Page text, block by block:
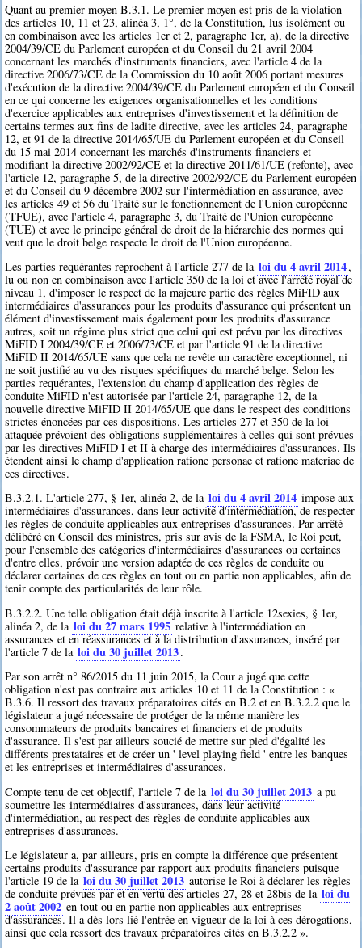
Quant au premier moyen B.3.1. Le premier moyen est pris de la violation
des articles 10, 11 et 23, alinéa 3, 1°, de la Constitution, lus isolément ou
en combinaison avec les articles 1er et 2, paragraphe 1er, a), de la directive
2004/39/CE du Parlement européen et du Conseil du 21 avril 2004
concernant les marchés d'instruments financiers, avec l'article 4 de la
directive 2006/73/CE de la Commission du 10 août 2006 portant mesures
d'exécution de la directive 2004/39/CE du Parlement européen et du Conseil
en ce qui concerne les exigences organisationnelles et les conditions
d'exercice applicables aux entreprises d'investissement et la définition de
certains termes aux fins de ladite directive, avec les articles 24, paragraphe
12, et 91 de la directive 2014/65/UE du Parlement européen et du Conseil
du 15 mai 2014 concernant les marchés d'instruments financiers et
modifiant la directive 2002/92/CE et la directive 2011/61/UE (refonte), avec
l'article 12, paragraphe 5, de la directive 2002/92/CE du Parlement européen
et du Conseil du 9 décembre 2002 sur l'intermédiation en assurance, avec
les articles 49 et 56 du Traité sur le fonctionnement de l'Union européenne
(TFUE), avec l'article 4, paragraphe 3, du Traité de l'Union européenne
(TUE) et avec le principe général de droit de la hiérarchie des normes qui
veut que le droit belge respecte le droit de l'Union européenne.
Les parties requérantes reprochent à l'article 277 de la loi du 4 avril 2014,
lu ou non en combinaison avec l'article 350 de la loi et avec l'arrêté royal de
niveau 1, d'imposer le respect de la majeure partie des règles MiFID aux
intermédiaires d'assurances pour les produits d'assurance qui présentent un
élément d'investissement mais également pour les produits d'assurance
autres, soit un régime plus strict que celui qui est prévu par les directives
MiFID I 2004/39/CE et 2006/73/CE et par l'article 91 de la directive
MiFID II 2014/65/UE sans que cela ne revête un caractère exceptionnel, ni
ne soit justifié au vu des risques spécifiques du marché belge. Selon les
parties requérantes, l'extension du champ d'application des règles de
conduite MiFID n'est autorisée par l'article 24, paragraphe 12, de la
nouvelle directive MiFID II 2014/65/UE que dans le respect des conditions
strictes énoncées par ces dispositions. Les articles 277 et 350 de la loi
attaquée prévoient des obligations supplémentaires à celles qui sont prévues
par les directives MiFID I et II à charge des intermédiaires d'assurances. Ils
étendent ainsi le champ d'application ratione personae et ratione materiae de
ces directives.
B.3.2.1. L'article 277, § 1er, alinéa 2, de la loi du 4 avril 2014 impose aux
intermédiaires d'assurances, dans leur activité d'intermédiation, de respecter
les règles de conduite applicables aux entreprises d'assurances. Par arrêté
délibéré en Conseil des ministres, pris sur avis de la FSMA, le Roi peut,
pour l'ensemble des catégories d'intermédiaires d'assurances ou certaines
d'entre elles, prévoir une version adaptée de ces règles de conduite ou
déclarer certaines de ces règles en tout ou en partie non applicables, afin de
tenir compte des particularités de leur rôle.
B.3.2.2. Une telle obligation était déjà inscrite à l'article 12sexies, § 1er,
alinéa 2, de la loi du 27 mars 1995 relative à l'intermédiation en
assurances et en réassurances et à la distribution d'assurances, inséré par
l'article 7 de la loi du 30 juillet 2013.
Par son arrêt n° 86/2015 du 11 juin 2015, la Cour a jugé que cette
obligation n'est pas contraire aux articles 10 et 11 de la Constitution : «
B.3.6. Il ressort des travaux préparatoires cités en B.2 et en B.3.2.2 que le
législateur a jugé nécessaire de protéger de la même manière les
consommateurs de produits bancaires et financiers et de produits
d'assurance. Il s'est par ailleurs soucié de mettre sur pied d'égalité les
différents prestataires et de créer un ' level playing field ' entre les banques
et les entreprises et intermédiaires d'assurances.
Compte tenu de cet objectif, l'article 7 de la loi du 30 juillet 2013 a pu
soumettre les intermédiaires d'assurances, dans leur activité
d'intermédiation, au respect des règles de conduite applicables aux
entreprises d'assurances.
Le législateur a, par ailleurs, pris en compte la différence que présentent
certains produits d'assurance par rapport aux produits financiers puisque
l'article 19 de la loi du 30 juillet 2013 autorise le Roi à déclarer les règles
de conduite prévues par et en vertu des articles 27, 28 et 28bis de la loi du
2 août 2002 en tout ou en partie non applicables aux entreprises
d'assurances. Il a dès lors lié l'entrée en vigueur de la loi à ces dérogations,
ainsi que cela ressort des travaux préparatoires cités en B.3.2.2 ».